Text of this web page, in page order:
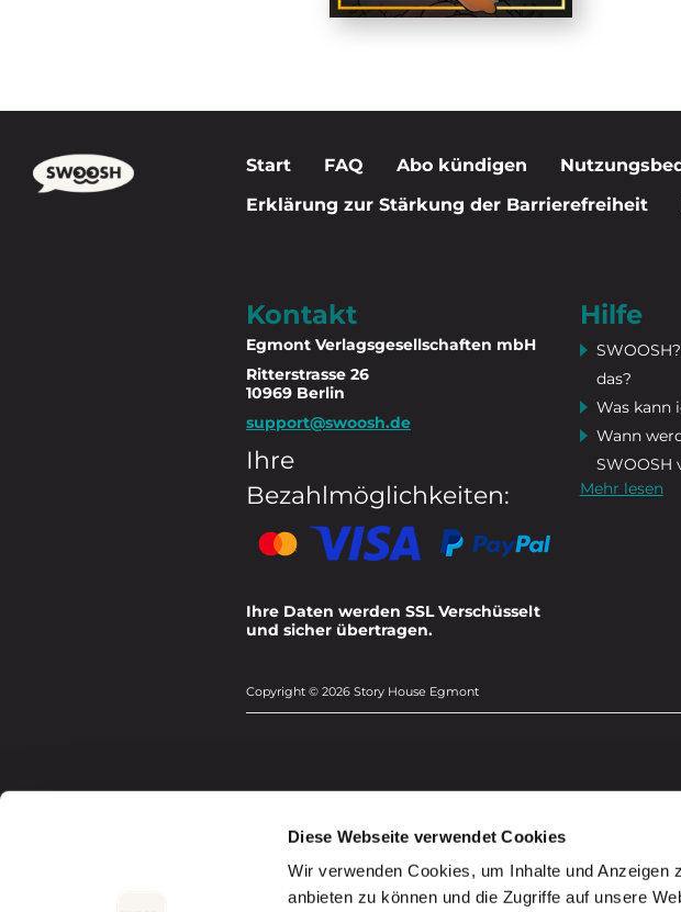
Diese Webseite verwendet Cookies
Wir verwenden Cookies, um Inhalte und
anbieten zu können und die Zugriffe auf unsere
Start FAQ Abo kündigen
Erklärung zur Stärkung der Barrierefreiheit
Kontakt
Egmont Verlagsgesellschaften mbH
Ritterstrasse 26
10969 Berlin
support@swoosh.de
Ihre
Bezahlmöglichkeiten:
Ihre Daten werden SSL Verschüsselt
und sicher übertragen.
Hilfe
das?
Was kann
Wann
SWOOSH
Mehr lesen
Copyright © 2026 Story House Egmont